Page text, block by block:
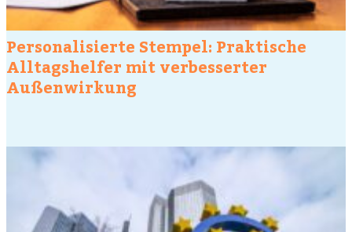
Personalisierte Stempel: Praktische
Alltagshelfer mit verbesserter
Außenwirkung